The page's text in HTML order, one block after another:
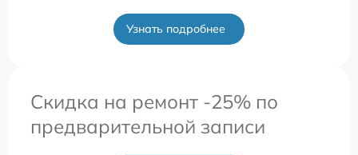
Узнать подробнее
Скидка на ремонт -25% по
предварительной записи